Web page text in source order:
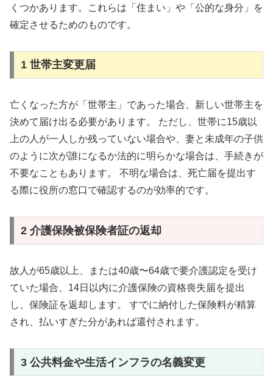
くつかあります。これらは「住まい」や「公的な身分」を
確定させるためのものです。
1 世帯主変更届
亡くなった方が「世帯主」であった場合、新しい世帯主を
決めて届け出る必要があります。 ただし、世帯に15歳以
上の人が一人しか残っていない場合や、妻と未成年の子供
のように次が誰になるか法的に明らかな場合は、手続きが
不要なこともあります。 不明な場合は、死亡届を提出す
る際に役所の窓口で確認するのが効率的です。
2 介護保険被保険者証の返却
故人が65歳以上、または40歳〜64歳で要介護認定を受け
ていた場合、14日以内に介護保険の資格喪失届を提出
し、保険証を返却します。 すでに納付した保険料が精算
され、払いすぎた分があれば還付されます。
3 公共料金や生活インフラの名義変更